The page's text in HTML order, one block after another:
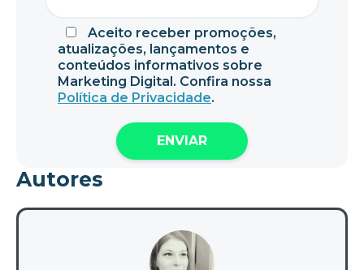
Aceito receber promoções,
atualizações, lançamentos e
conteúdos informativos sobre
Marketing Digital. Confira nossa
Política de Privacidade.
Autores